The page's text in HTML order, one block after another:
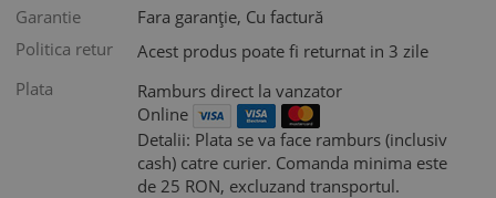
Garantie
Fara garanție, Cu factură
Politica retur
Acest produs poate fi returnat in 3 zile
Plata
Ramburs direct la vanzator
Online
Detalii: Plata se va face ramburs (inclusiv
cash) catre curier. Comanda minima este
de 25 RON, excluzand transportul.